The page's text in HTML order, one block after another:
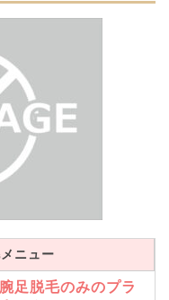
ニュー
足脱毛のみのプラ